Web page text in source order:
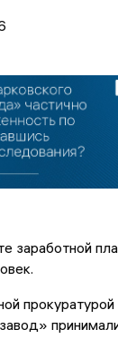
заработной